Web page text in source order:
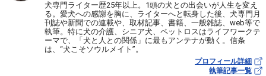
犬専門ライター歴25年以上。1頭の犬との出会いが人生を変え
る。愛犬への感謝を胸に、ライターへと転身した後、犬専門月
刊誌や新聞での連載や、取材記事、書籍、一般雑誌、web等で
執筆。特に犬の介護、シニア犬、ペットロスはライフワークテ
ーマで、「犬と人との関係」に最もアンテナが動く。信条
は、“犬こそソウルメイト”。
プロフィール詳細
執筆記事一覧